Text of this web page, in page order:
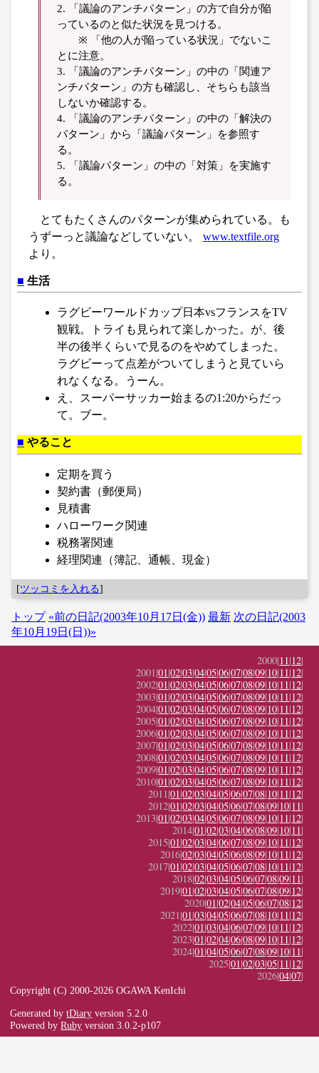
2. 「議論のアンチパターン」の方で自分が陥
っているのと似た状況を見つける。
※ 「他の人が陥っている状況」でないこ
とに注意。
3. 「議論のアンチパターン」の中の「関連ア
ンチパターン」の方も確認し、そちらも該当
しないか確認する。
4. 「議論のアンチパターン」の中の「解決の
パターン」から「議論パターン」を参照す
る。
5. 「議論パターン」の中の「対策」を実施す
る。
とてもたくさんのパターンが集められている。も
うずーっと議論などしていない。
www.textfile.org
より。
■ 生活
ラグビーワールドカップ日本vsフランスをTV
観戦。トライも見られて楽しかった。が、後
半の後半くらいで見るのをやめてしまった。
ラグビーって点差がついてしまうと見ていら
れなくなる。うーん。
え、スーパーサッカー始まるの1:20からだっ
て。ブー。
■ やること
定期を買う
契約書（郵便局）
見積書
ハローワーク関連
税務署関連
経理関連（簿記、通帳、現金）
[ツッコミを入れる]
トップ «前の日記(2003年10月17日(金)) 最新 次の日記(2003
年10月19日(日))»
2000|11|12|
2001|01|02|03|04|05|06|07|08|09|10|11|12|
2002|01|02|03|04|05|06|07|08|09|10|11|12|
2003|01|02|03|04|05|06|07|08|09|10|11|12|
2004|01|02|03|04|05|06|07|08|09|10|11|12|
2005|01|02|03|04|05|06|07|08|09|10|11|12|
2006|01|02|03|04|05|06|07|08|09|10|11|12|
2007|01|02|03|04|05|06|07|08|09|10|11|12|
2008|01|02|03|04|05|06|07|08|09|10|11|12|
2009|01|02|03|04|05|06|07|08|09|10|11|12|
2010|01|02|03|04|05|06|07|08|09|10|11|12|
2011|01|02|03|04|05|06|07|08|10|11|12|
2012|01|02|03|04|05|06|07|08|09|10|11|
2013|01|02|03|04|05|06|07|08|09|10|11|12|
2014|01|02|03|04|06|08|09|10|11|
2015|01|02|03|04|06|07|08|09|10|11|12|
2016|02|03|04|05|06|08|09|10|11|12|
2017|01|02|03|04|05|06|07|08|10|11|12|
2018|02|03|04|05|06|07|08|09|11|
2019|01|02|03|04|05|06|07|08|09|12|
2020|01|02|04|05|06|07|08|12|
2021|01|03|04|05|06|07|08|10|11|12|
2022|01|03|04|06|07|09|10|11|12|
2023|01|02|04|06|08|09|10|11|12|
2024|01|04|05|06|07|08|09|10|11|
2025|01|02|03|05|11|12|
2026|04|07|
Copyright (C) 2000-2026 OGAWA KenIchi
Generated bytDiary version 5.2.0
Powered byRuby version 3.0.2-p107